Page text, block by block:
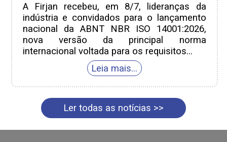
A Firjan recebeu, em 8/7, lideranças da
indústria e convidados para o lançamento
nacional da ABNT NBR ISO 14001:2026,
nova versão da principal norma
internacional voltada para os requisitos...
Ler todas as notícias >>